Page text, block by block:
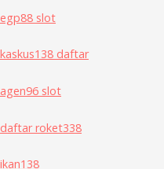
egp88 slot
kaskus138 daftar
agen96 slot
daftar roket338
ikan138